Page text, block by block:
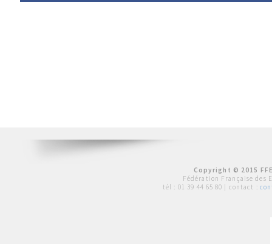
Copyright © 2015
Fédération Française des
tél : 01 39 44 65 80 | contact :